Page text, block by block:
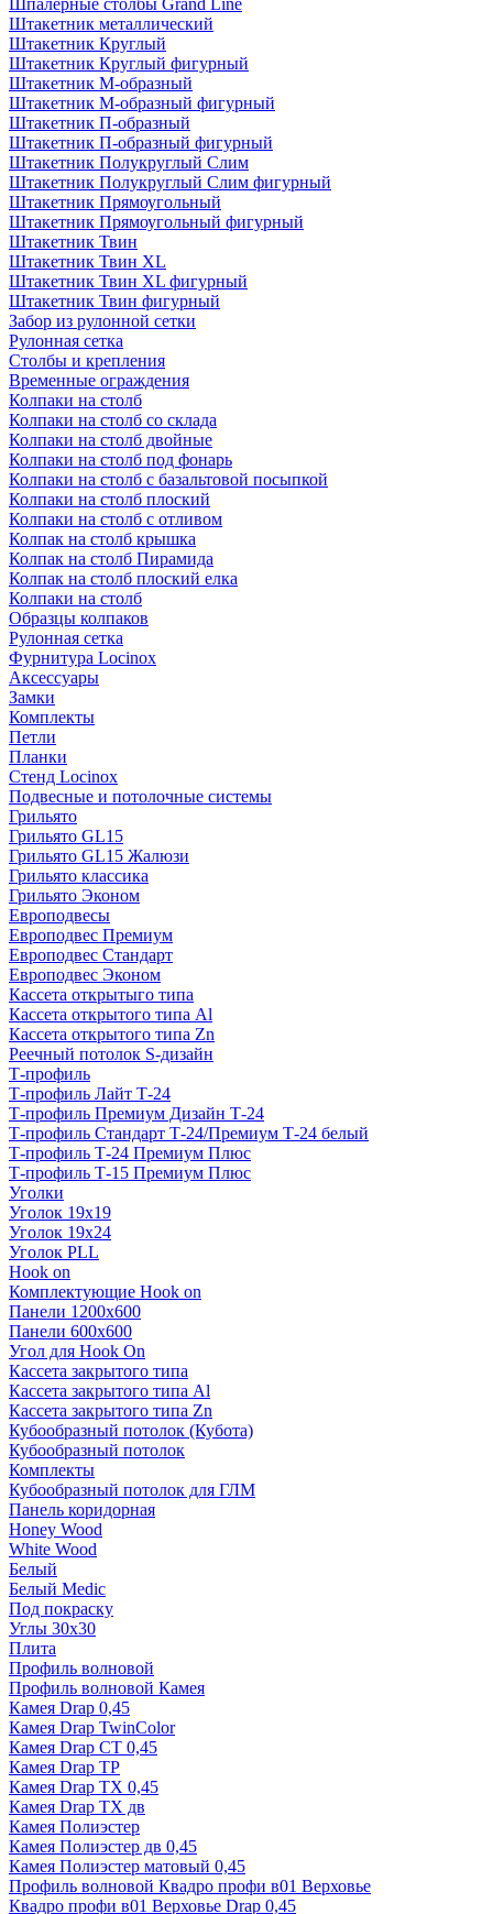
Шпалерные столбы Grand Line
Штакетник металлический
Штакетник Круглый
Штакетник Круглый фигурный
Штакетник М-образный
Штакетник М-образный фигурный
Штакетник П-образный
Штакетник П-образный фигурный
Штакетник Полукруглый Слим
Штакетник Полукруглый Слим фигурный
Штакетник Прямоугольный
Штакетник Прямоугольный фигурный
Штакетник Твин
Штакетник Твин XL
Штакетник Твин XL фигурный
Штакетник Твин фигурный
Забор из рулонной сетки
Рулонная сетка
Столбы и крепления
Временные ограждения
Колпаки на столб
Колпаки на столб со склада
Колпаки на столб двoйные
Колпаки на столб под фонарь
Колпаки на столб с базальтовой посыпкой
Колпаки на столб плоский
Колпаки на столб с отливом
Колпак на столб крышка
Колпак на столб Пирамида
Колпак на столб плоский елка
Колпаки на столб
Образцы колпаков
Рулонная сетка
Фурнитура Locinox
Аксессуары
Замки
Комплекты
Петли
Планки
Стенд Locinox
Подвесные и потолочные системы
Грильято
Грильято GL15
Грильято GL15 Жалюзи
Грильято классика
Грильято Эконом
Европодвесы
Европодвес Премиум
Европодвес Стандарт
Европодвес Эконом
Кассета открытыго типа
Кассета открытого типа Al
Кассета открытого типа Zn
Реечный потолок S-дизайн
Т-профиль
Т-профиль Лайт Т-24
Т-профиль Премиум Дизайн Т-24
Т-профиль Стандарт Т-24/Премиум Т-24 белый
Т-профиль Т-24 Премиум Плюс
Т-профиль Т-15 Премиум Плюс
Уголки
Уголок 19х19
Уголок 19х24
Уголок PLL
Hook on
Комплектующие Hook on
Панели 1200х600
Панели 600х600
Угол для Hook On
Кассета закрытого типа
Кассета закрытого типа Al
Кассета закрытого типа Zn
Кубообразный потолок (Кубота)
Кубообразный потолок
Комплекты
Кубообразный потолок для ГЛМ
Панель коридорная
Honey Wood
White Wood
Белый
Белый Medic
Под покраску
Углы 30х30
Плита
Профиль волновой
Профиль волновой Камея
Камея Drap 0,45
Камея Drap TwinColor
Камея Drap СТ 0,45
Камея Drap ТР
Камея Drap ТХ 0,45
Камея Drap ТХ дв
Камея Полиэстер
Камея Полиэстер дв 0,45
Камея Полиэстер матовый 0,45
Профиль волновой Квадро профи в01 Верховье
Квадро профи в01 Верховье Drap 0,45